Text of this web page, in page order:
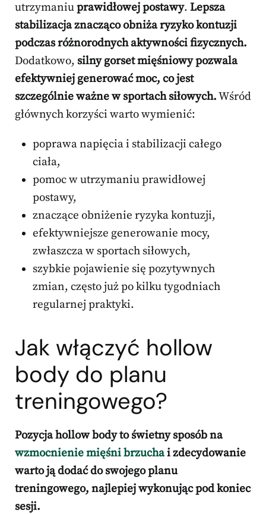
utrzymaniuprawidłowej postawy. Lepsza
stabilizacja znacząco obniża ryzyko kontuzji
podczas różnorodnych aktywności fizycznych.
Dodatkowo, silny gorset mięśniowy pozwala
efektywniej generować moc, co jest
szczególnie ważne w sportach siłowych.Wśród
głównych korzyści warto wymienić:
poprawa napięcia i stabilizacji całego
ciała,
pomoc w utrzymaniu prawidłowej
postawy,
znaczące obniżenie ryzyka kontuzji,
efektywniejsze generowanie mocy,
zwłaszcza w sportach siłowych,
szybkie pojawienie się pozytywnych
zmian, często już po kilku tygodniach
regularnej praktyki.
Jak włączyć hollow
body do planu
treningowego?
Pozycja hollow body to świetny sposób na
wzmocnienie mięśni brzuchai zdecydowanie
warto ją dodać do swojego planu
treningowego, najlepiej wykonując pod koniec
sesji.